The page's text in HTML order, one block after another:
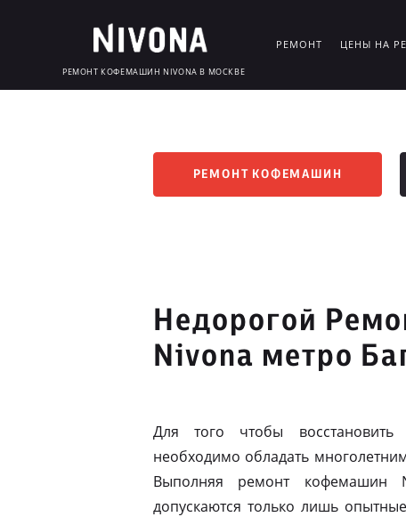
РЕМОНТ КОФЕМАШИН NIVONA В МОСКВЕ
РЕМОНТ ЦЕНЫ НА
РЕМОНТ КОФЕМАШИН
Недорогой
Nivona метро
Для того чтобы восстановить
необходимо обладать
Выполняя ремонт кофемашин
допускаются только лишь